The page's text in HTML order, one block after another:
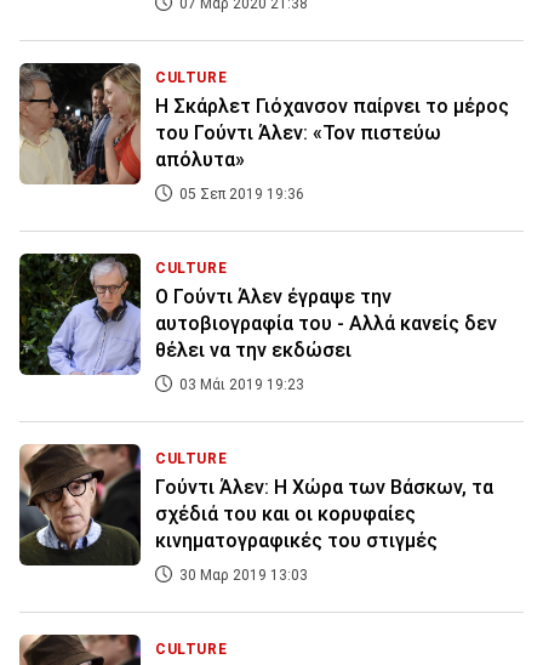
07 Μαρ 2020 21:38
CULTURE
Η Σκάρλετ Γιόχανσον παίρνει το μέρος
του Γούντι Άλεν: «Τον πιστεύω
απόλυτα»
05 Σεπ 2019 19:36
CULTURE
Ο Γούντι Άλεν έγραψε την
αυτοβιογραφία του - Αλλά κανείς δεν
θέλει να την εκδώσει
03 Μάι 2019 19:23
CULTURE
Γούντι Άλεν: Η Χώρα των Βάσκων, τα
σχέδιά του και οι κορυφαίες
κινηματογραφικές του στιγμές
30 Μαρ 2019 13:03
CULTURE